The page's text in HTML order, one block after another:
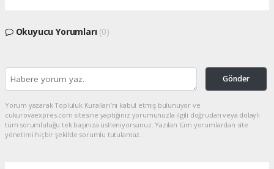
Okuyucu Yorumları (0)
Gönder
Yorum yazarak Topluluk Kuralları’nı kabul etmiş bulunuyor ve
cukurovaexpres.com sitesine yaptığınız yorumunuzla ilgili doğrudan veya dolaylı
tüm sorumluluğu tek başınıza üstleniyorsunuz. Yazılan tüm yorumlardan site
yönetimi hiçbir şekilde sorumlu tutulamaz.